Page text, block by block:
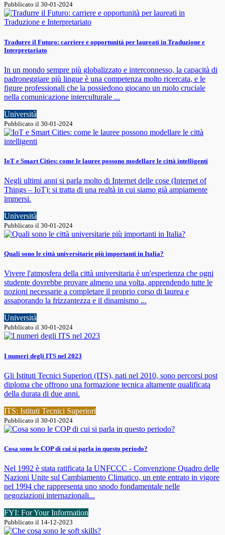
Pubblicato il 30-01-2024
Tradurre il Futuro: carriere e opportunità per laureati in Traduzione e
Interpretariato
In un mondo sempre più globalizzato e interconnesso, la capacità di
padroneggiare più lingue è una competenza molto ricercata, e le
figure professionali che la possiedono giocano un ruolo cruciale
nella comunicazione interculturale ...
Università
Pubblicato il 30-01-2024
IoT e Smart Cities: come le lauree possono modellare le città intelligenti
Negli ultimi anni si parla molto di Internet delle cose (Internet of
Things – IoT): si tratta di una realtà in cui siamo già ampiamente
immersi.
Università
Pubblicato il 30-01-2024
Quali sono le città universitarie più importanti in Italia?
Vivere l'atmosfera della città universitaria è un'esperienza che ogni
studente dovrebbe provare almeno una volta, apprendendo tutte le
nozioni necessarie a completare il proprio corso di laurea e
assaporando la frizzantezza e il dinamismo ...
Università
Pubblicato il 30-01-2024
I numeri degli ITS nel 2023
Gli Istituti Tecnici Superiori (ITS), nati nel 2010, sono percorsi post
diploma che offrono una formazione tecnica altamente qualificata
della durata di due anni.
ITS: Istituti Tecnici Superiori
Pubblicato il 30-01-2024
Cosa sono le COP di cui si parla in questo periodo?
Nel 1992 è stata ratificata la UNFCCC - Convenzione Quadro delle
Nazioni Unite sul Cambiamento Climatico, un ente entrato in vigore
nel 1994 che rappresenta uno snodo fondamentale nelle
negoziazioni internazionali...
FYI: For Your Information
Pubblicato il 14-12-2023